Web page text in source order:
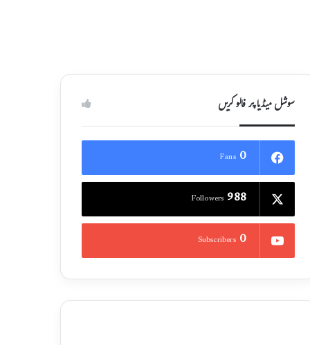
سوشل میڈیا پر فالو کریں
0
Fans
988
Followers
0
Subscribers